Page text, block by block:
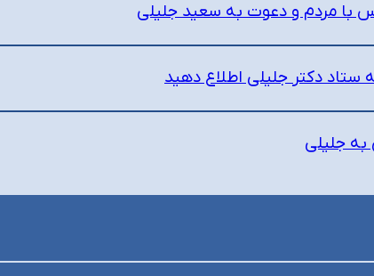
با مردم و دعوت به سعید جلیلی
دکتر جلیلی اطلاع دهید
به جلیلی